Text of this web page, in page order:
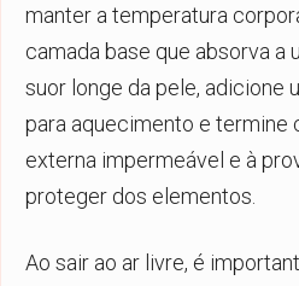
manter a temperatura
camada base que absorva a
suor longe da pele, adicione
para aquecimento e termine
externa impermeável e à
proteger dos elementos.
Ao sair ao ar livre, é